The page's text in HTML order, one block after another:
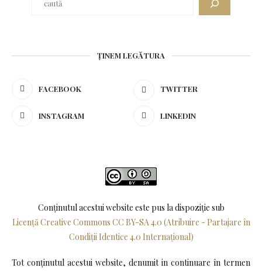
ȚINEM LEGĂTURA
FACEBOOK TWITTER
INSTAGRAM LINKEDIN
Conținutul acestui website este pus la dispoziţie sub
Licență Creative Commons CC BY-SA 4.0 (Atribuire - Partajare în
Condiții Identice 4.0 Internațional)
Tot conținutul acestui website, denumit in continuare în termen